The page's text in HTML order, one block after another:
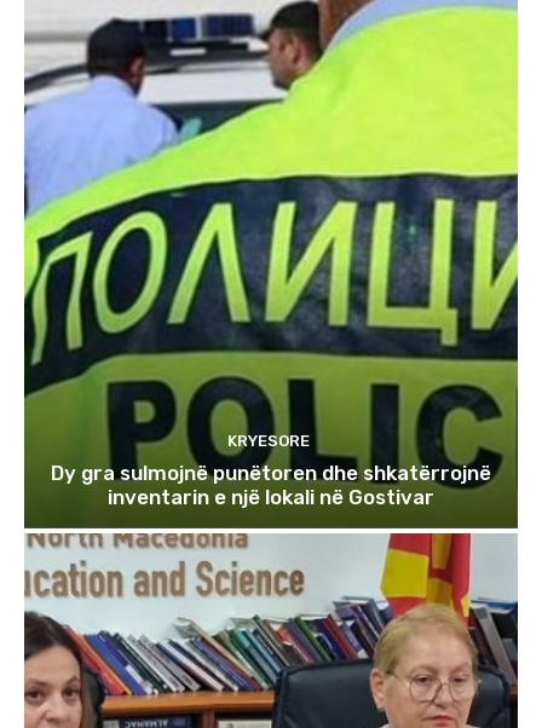
KRYESORE
Dy gra sulmojnë punëtoren dhe shkatërrojnë
inventarin e një lokali në Gostivar